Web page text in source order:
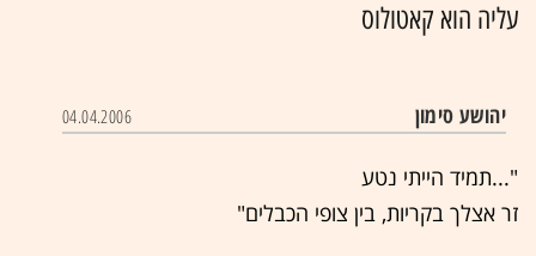
עליה הוא קאטולוס
יהושע סימון 04.04.2006
"...תמיד הייתי נטע
זר אצלך בקריות, בין צופי הכבלים"